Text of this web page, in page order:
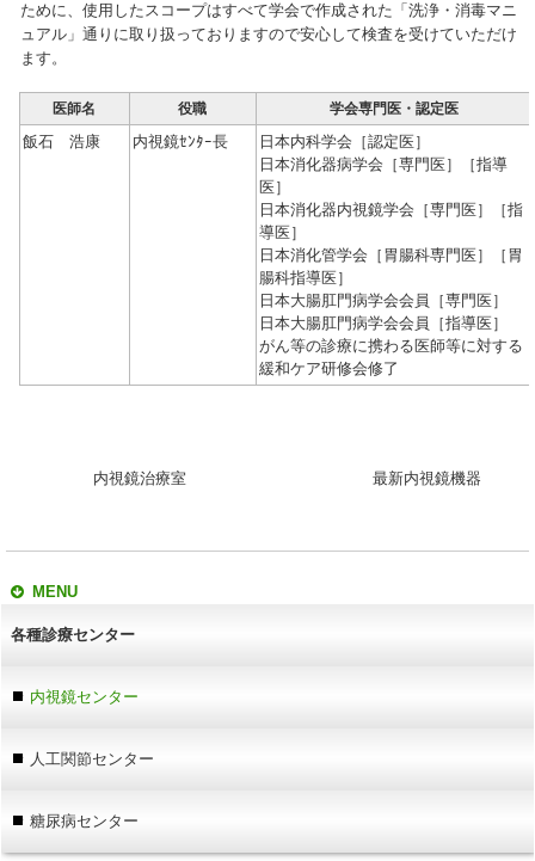
ために、使用したスコープはすべて学会で作成された「洗浄・消毒マニ
ュアル」通りに取り扱っておりますので安心して検査を受けていただけ
ます。
医師名 役職 学会専門医・認定医
飯石 浩康 内視鏡ｾﾝﾀｰ長
日本内科学会［認定医］
日本消化器病学会［専門医］［指導
医］
日本消化器内視鏡学会［専門医］［指
導医］
日本消化管学会［胃腸科専門医］［胃
腸科指導医］
日本大腸肛門病学会会員［専門医］
日本大腸肛門病学会会員［指導医］
がん等の診療に携わる医師等に対する
緩和ケア研修会修了
内視鏡治療室 最新内視鏡機器
MENU
各種診療センター
内視鏡センター
人工関節センター
糖尿病センター